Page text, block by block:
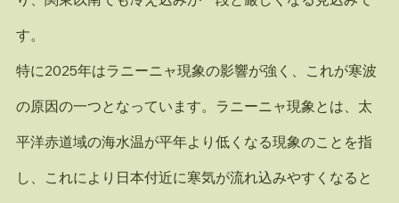
す。
特に2025年はラニーニャ現象の影響が強く、これが寒波
の原因の一つとなっています。ラニーニャ現象とは、太
平洋赤道域の海水温が平年より低くなる現象のことを指
し、これにより日本付近に寒気が流れ込みやすくなると